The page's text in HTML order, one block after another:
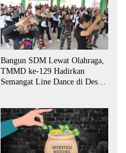
Bangun SDM Lewat Olahraga,
TMMD ke-129 Hadirkan
Semangat Line Dance di Desa